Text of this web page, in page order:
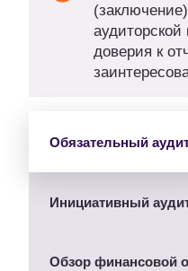
доверия к
Обязательный
Инициативный
Обзор финансовой